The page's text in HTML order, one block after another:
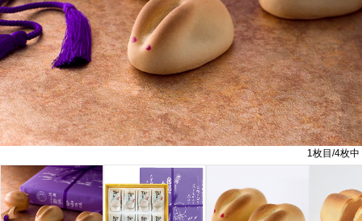
1枚目/4枚中